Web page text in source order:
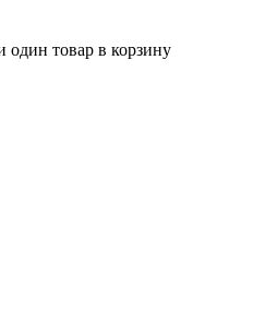
товар в корзину